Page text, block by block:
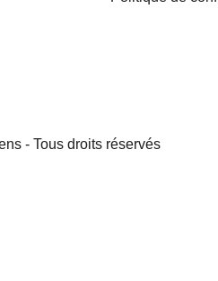
- Tous droits réservés